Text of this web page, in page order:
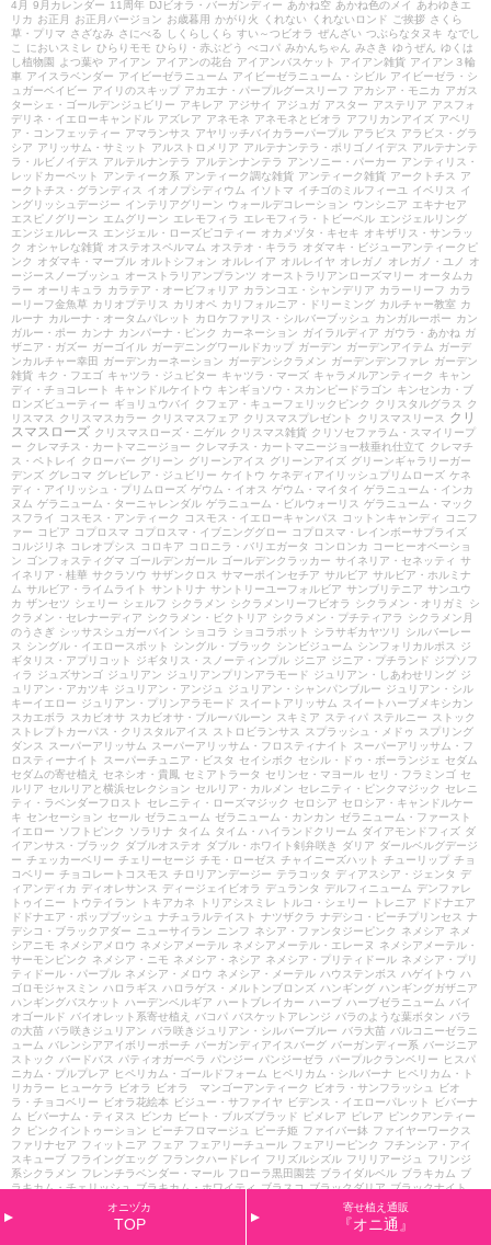
4月 9月カレンダー 11周年 DJビオラ・バーガンディー あかね空 あかね色のメイ
あわゆきエ
リカ お正月 お正月バージョン お歳暮用 かがり火 くれない くれないロンド ご挨拶 さくら
草・プリマ さざなみ さにべる しくらしくら すい～つビオラ ぜんざい つぶらなタヌキ なでし
こ
においスミレ ひらりモモ ひらり・赤ぶどう べコパ みかんちゃん みさき ゆうぜん
ゆくは
し植物園
よつ葉や アイアン アイアンの花台 アイアンバスケット アイアン雑貨 アイアン３輪
車 アイスラベンダー アイビーゼラニューム アイビーゼラニューム・シビル アイビーゼラ・シ
ュガーベイビー アイリのスキップ アカエナ・パープルグースリーフ アカシア・モニカ アガス
ターシェ・ゴールデンジュビリー アキレア アジサイ アジュガ アスター アステリア アスフォ
デリネ・イエローキャンドル アズレア アネモネ アネモネとビオラ アフリカンアイズ アベリ
ア・コンフェッティー アマランサス アヤリッチバイカラーパープル アラビス
アラビス・グラ
シア アリッサム・サミット アルストロメリア アルテナンテラ・ポリゴノイデス
アルテナンテ
ラ・ルビノイデス
アルテルナンテラ アルテンナンテラ アンソニー・パーカー アンティリス・
レッドカーペット
アンティーク系 アンティーク調な雑貨 アンティーク雑貨 アークトチス
ア
ークトチス・グランディス
イオノプシディウム イソトマ イチゴのミルフィーユ イベリス
イ
ングリッシュデージー インテリアグリーン ウォールデコレーション ウンシニア エキナセア
エスピノグリーン エムグリーン エレモフィラ エレモフィラ・トビーベル エンジェルリング
エンジェルレース
エンジェル・ローズピコティー オカメヅタ・キセキ オキザリス・サンラッ
ク
オシャレな雑貨 オステオスペルマム オステオ・キララ
オダマキ・ビジューアンティークピ
ンク
オダマキ・マーブル オルトシフォン オルレイア オルレイヤ オレガノ オレガノ・ユノ
オ
ージースノーブッシュ
オーストラリアンプランツ オーストラリアンローズマリー オータムカ
ラー オーリキュラ カラテア・オービフォリア カランコエ・シャンデリア カラーリーフ カラ
ーリーフ金魚草 カリオプテリス カリオペ カリフォルニア・ドリーミング カルチャー教室 カ
ルーナ カルーナ・オータムパレット カロケファリス・シルバーブッシュ カンガルーポー カン
ガルー・ポー カンナ カンパーナ・ピンク カーネーション ガイラルディア ガウラ・あかね ガ
ザニア・ガズー ガーゴイル ガーデニングワールドカップ ガーデン ガーデンアイテム ガーデ
ンカルチャー幸田
ガーデンカーネーション ガーデンシクラメン ガーデンデンファレ ガーデン
雑貨 キク・フエゴ キャツラ・ジュピター キャツラ・マーズ キャラメルアンティーク
キャン
ディ・チョコレート
キャンドルケイトウ キンギョソウ・スカンピードラゴン キンセンカ・ブ
ロンズビューティー ギョリュウバイ クフェア・キューフェリックピンク クリスタルグラス
ク
リスマス
クリスマスカラー クリスマスフェア クリスマスプレゼント クリスマスリース
クリ
スマスローズ クリスマスローズ・ニゲル クリスマス雑貨 クリソセファラム・スマイリープ
ー クレマチス・カートマニージョー クレマチス・カートマニージョー枝垂れ仕立て クレマチ
ス・ペトレイ
クローバー グリーン グリーンアイス グリーンアイズ グリーンギャラリーガー
デンズ グレコマ グレビレア・ジュビリー ケイトウ ケネディアイリッシュプリムローズ ケネ
ディ・アイリッシュ・プリムローズ ゲウム・イオス ゲウム・マイタイ ゲラニューム・インカ
ヌム ゲラニューム・ターニャレンダル ゲラニューム・ビルウォーリス ゲラニューム・マック
スフライ
コスモス・アンティーク コスモス・イエローキャンパス コットンキャンディ
コニフ
ァー
コピア コプロスマ コプロスマ・イブニンググロー
コプロスマ・レインボーサプライズ
コルジリネ
コレオプシス コロキア コロニラ・バリエガータ コンロンカ
コーヒーオベーショ
ン ゴンフォスティグマ ゴールデンガール ゴールデンクラッカー サイネリア・セネッティ サ
イネリア・桂華 サクラソウ サザンクロス サマーポインセチア サルビア サルビア・ホルミナ
ム サルビア・ライムライト サントリナ サントリーユーフォルビア サンブリテニア サンユウ
カ ザンセツ シェリー シェルフ シクラメン シクラメンリーフビオラ シクラメン・オリガミ
シ
クラメン・セレナーディア シクラメン・ビクトリア シクラメン・プチティアラ
シクラメン月
のうさぎ シッサスシュガーバイン ショコラ ショコラポット シラサギカヤツリ
シルバーレー
ス
シングル・イエロースポット シングル・ブラック シンビジューム シンフォリカルポス
ジ
ギタリス・アプリコット
ジギタリス・スノーティンプル ジニア ジニア・プチランド ジプソフ
ィラ
ジュズサンゴ ジュリアン ジュリアンプリンアラモード ジュリアン・しあわせリング ジ
ュリアン・アカツキ ジュリアン・アンジュ ジュリアン・シャンパンブルー ジュリアン・シル
キーイエロー ジュリアン・プリンアラモード スイートアリッサム
スイートハーブメキシカン
スカエボラ
スカビオサ スカビオサ・ブルーバルーン スキミア スティパ ステルニー
ストック
ストレプトカーパス・クリスタルアイス
ストロビランサス スプラッシュ・メドゥ
スプリング
ダンス
スーパーアリッサム スーパーアリッサム・フロスティナイト
スーパーアリッサム・フ
ロスティーナイト
スーパーチュニア・ビスタ セイシボク セシル・ドゥ・ボーランジェ
セダム
セダムの寄せ植え
セネシオ・貴鳳 セミアトラータ セリンセ・マヨール セリ・フラミンゴ セ
ルリア セルリアと横浜セレクション セルリア・カルメン セレニティ・ピンクマジック
セレニ
ティ・ラベンダーフロスト
セレニティ・ローズマジック セロシア セロシア・キャンドルケー
キ センセーション セール ゼラニューム ゼラニューム・カンカン ゼラニューム・ファースト
イエロー ソフトピンク ソラリナ タイム タイム・ハイランドクリーム ダイアモンドフィズ ダ
イアンサス・ブラック
ダブルオステオ ダブル・ホワイト剣弁咲き ダリア ダールベルグデージ
ー チェッカーベリー チェリーセージ チモ・ローゼス チャイニーズハット チューリップ チョ
コベリー チョコレートコスモス チロリアンデージー テラコッタ ディアスシア・ジェンタ
デ
ィアンディカ ディオレサンス ディージェイビオラ デュランタ デルフィニューム デンファレ
トゥイニー
トウテイラン トキアカネ トリアシスミレ トルコ・シェリー トレニア
ドドナエア
ドドナエア・ポップブッシュ
ナチュラルテイスト ナツザクラ ナデシコ・ピーチプリンセス ナ
デシコ・ブラックアダー
ニューサイラン ニンフ ネシア・ファンタジーピンク ネメシア ネメ
シアニモ ネメシアメロウ ネメシアメーテル ネメシアメーテル・エレーヌ
ネメシアメーテル・
サーモンピンク
ネメシア・ニモ ネメシア・ネシア ネメシア・プリティドール ネメシア・プリ
ティドール・パープル ネメシア・メロウ ネメシア・メーテル ハウステンボス ハゲイトウ ハ
ゴロモジャスミン ハロラギス ハロラゲス・メルトンブロンズ ハンギング ハンギングガザニア
ハンギングバスケット
ハーデンベルギア ハートブレイカー ハーブ ハーブゼラニューム バイ
オゴールド バイオレット系寄せ植え バコパ バスケットアレンジ バラのような葉ボタン バラ
の大苗 バラ咲きジュリアン バラ咲きジュリアン・シルバーブルー バラ大苗 バルコニーゼラニ
ューム バレンシアアイボリーポーチ バーガンディアイスバーグ バーガンディー系 バージニア
ストック
バードバス パティオガーベラ パンジー パンジーゼラ パープルクランベリー
ヒスパ
ニカム・プルプレア
ヒペリカム・ゴールドフォーム ヒペリカム・シルバーナ
ヒペリカム・ト
リカラー
ヒューケラ ビオラ ビオラ マンゴーアンティーク ビオラ・サンフラッシュ
ビオ
ラ・チョコベリー
ビオラ花絵本 ビジュー・サファイヤ ビデンス・イエローパレット
ビバーナ
ム
ビバーナム・ティヌス ビンカ ビート・ブルズブラッド ピメレア ピレア
ピンクアンティー
ク
ピンクイントゥーション ピーチフロマージュ ピーチ姫 ファイバー鉢 ファイヤーワークス
ファリナセア フィットニア フェア フェアリーチュール フェアリーピンク
フチンシア・アイ
スキューブ フライングエッグ フランクハードレイ フリズルシズル フリリアージュ
フリンジ
系シクラメン フレンチラベンダー・マール フローラ黒田園芸 ブライダルベル ブラキカム ブ
ラキカム・チェリッシュ ブラキカム・ホワイティ ブラスコ ブラックダリア ブラックナイト
ブラックビンカ ブラッシングブライド ブリキ
トピンクアイスバーグ
ブルーエンジェル ブルーコーラル ブルーデージー ブルーデージー・青
ブルー系寄せ植え プチティアラ
オニヅカ
TOP
寄せ植え通販
『オニ通』